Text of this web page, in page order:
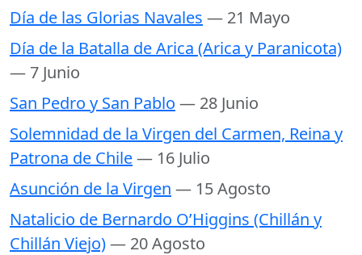
Día de las Glorias Navales — 21 Mayo
Día de la Batalla de Arica (Arica y Paranicota)
— 7 Junio
San Pedro y San Pablo — 28 Junio
Solemnidad de la Virgen del Carmen, Reina y
Patrona de Chile— 16 Julio
Asunción de la Virgen — 15 Agosto
Natalicio de Bernardo O’Higgins (Chillán y
Chillán Viejo)— 20 Agosto